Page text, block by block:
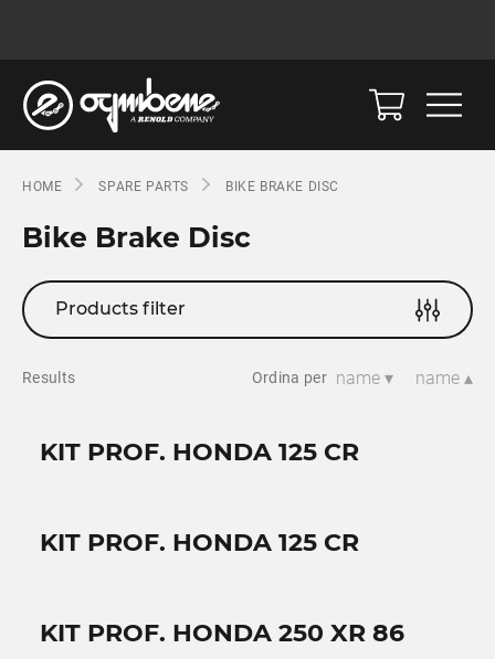
HOME SPARE PARTS BIKE BRAKE DISC
Bike Brake Disc
Products filter
Results Ordina per name ▾ name ▴
KIT PROF. HONDA 125 CR
KIT PROF. HONDA 125 CR
KIT PROF. HONDA 250 XR 86